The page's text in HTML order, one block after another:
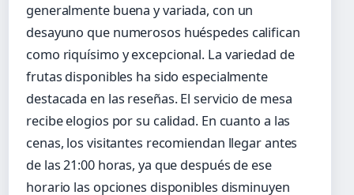
generalmente buena y variada, con un
desayuno que numerosos huéspedes califican
como riquísimo y excepcional. La variedad de
frutas disponibles ha sido especialmente
destacada en las reseñas. El servicio de mesa
recibe elogios por su calidad. En cuanto a las
cenas, los visitantes recomiendan llegar antes
de las 21:00 horas, ya que después de ese
horario las opciones disponibles disminuyen